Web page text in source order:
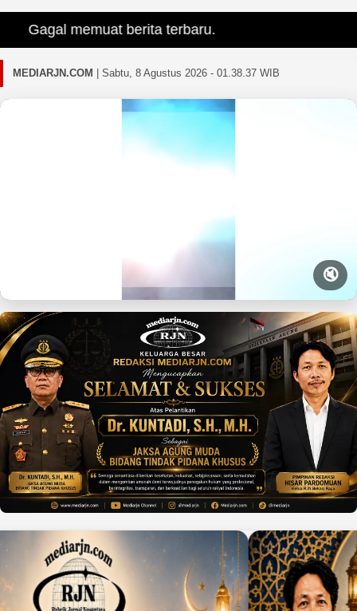
Gagal memuat berita terbaru.
MEDIARJN.COM Sabtu, 8 Agustus 2026 - 01.38.39 WIB
🔇